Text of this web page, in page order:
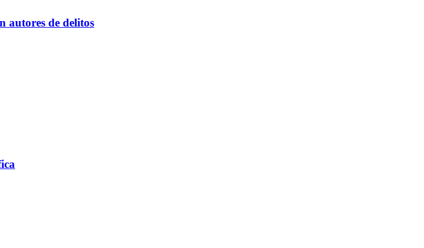
autores de delitos